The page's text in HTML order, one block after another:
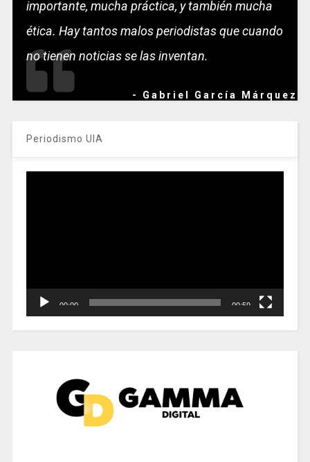
importante, mucha práctica, y también mucha
ética. Hay tantos malos periodistas que cuando
no tienen noticias se las inventan.
- Gabriel García Márquez
Periodismo UIA
00:00 00:59